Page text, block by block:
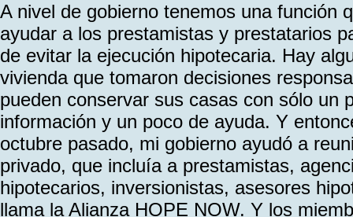
A nivel de gobierno tenemos una función
ayudar a los prestamistas y prestatarios
de evitar la ejecución hipotecaria. Hay
vivienda que tomaron decisiones
pueden conservar sus casas con sólo
información y un poco de ayuda. Y
octubre pasado, mi gobierno ayudó a
privado, que incluía a prestamistas,
hipotecarios, inversionistas, asesores
llama la Alianza HOPE NOW. Y los